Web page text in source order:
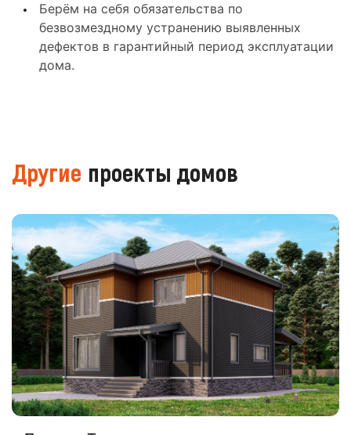
Берём на себя обязательства по
безвозмездному устранению выявленных
дефектов в гарантийный период эксплуатации
дома.
Другие проекты домов